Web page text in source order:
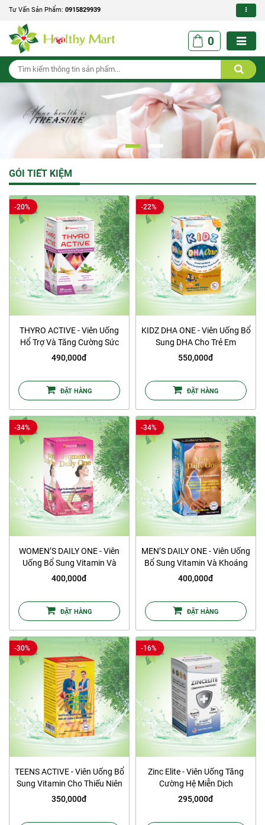
Tư Vấn Sản Phẩm: 0915829939
0
GÓI TIẾT KIỆM
-20%
THYRO ACTIVE - Viên Uống
Hổ Trợ Và Tăng Cường Sức
Khỏe Tuyến Giáp
490,000đ
ĐẶT HÀNG
-22%
KIDZ DHA ONE - Viên Uống Bổ
Sung DHA Cho Trẻ Em
550,000đ
ĐẶT HÀNG
-34%
WOMEN’S DAILY ONE - Viên
Uống Bổ Sung Vitamin Và
Khoáng Chất Cho Nữ Giới
400,000đ
ĐẶT HÀNG
-34%
MEN’S DAILY ONE - Viên Uống
Bổ Sung Vitamin Và Khoáng
Chất Cho Nam Giới
400,000đ
ĐẶT HÀNG
-30%
TEENS ACTIVE - Viên Uống Bổ
Sung Vitamin Cho Thiếu Niên
350,000đ
-16%
Zinc Elite - Viên Uống Tăng
Cường Hệ Miễn Dịch
295,000đ